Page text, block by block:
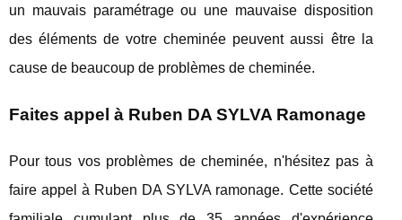
un mauvais paramétrage ou une mauvaise disposition
des éléments de votre cheminée peuvent aussi être la
cause de beaucoup de problèmes de cheminée.
Faites appel à Ruben DA SYLVA Ramonage
Pour tous vos problèmes de cheminée, n'hésitez pas à
faire appel à Ruben DA SYLVA ramonage. Cette société